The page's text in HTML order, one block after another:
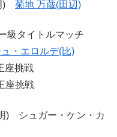
) 菊地 万蔵(田辺)
級タイトルマッチ
・エロルデ(比)
座挑戦
座挑戦
) シュガー・ケン・カ